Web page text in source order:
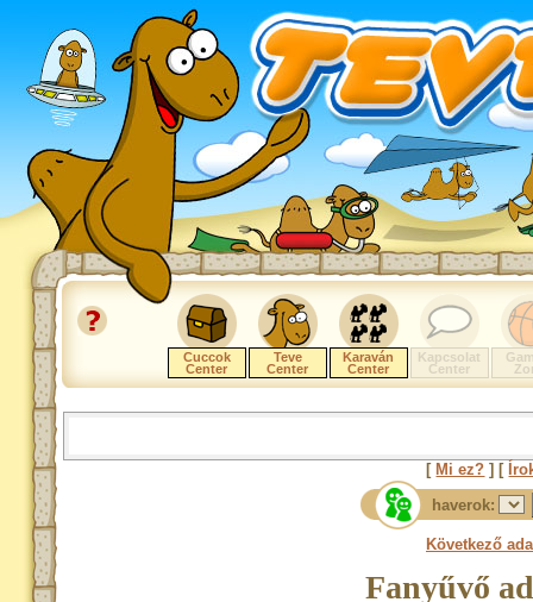
Cuccok
Center
Teve
Center
Karaván
Center
Kapcsolat
Center
[ Mi ez? ] [
haverok:
Következő
Fanyűvő